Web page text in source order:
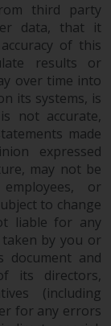
einer
Act-
für
die
die
der
en/
Bitte
third party
data, that it
of this
results or
over time into
its systems, is
not accurate,
made
expressed
may not be
or
to change
liable for any
by you or
and
its directors,
(including
for any errors